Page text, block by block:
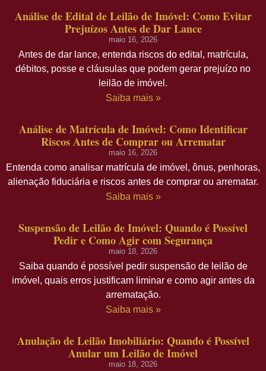
Análise de Edital de Leilão de Imóvel: Como Evitar
Prejuízos Antes de Dar Lance
maio 16, 2026
Antes de dar lance, entenda riscos do edital, matrícula,
débitos, posse e cláusulas que podem gerar prejuízo no
leilão de imóvel.
Saiba mais »
Análise de Matrícula de Imóvel: Como Identificar
Riscos Antes de Comprar ou Arrematar
maio 16, 2026
Entenda como analisar matrícula de imóvel, ônus, penhoras,
alienação fiduciária e riscos antes de comprar ou arrematar.
Saiba mais »
Suspensão de Leilão de Imóvel: Quando é Possível
Pedir e Como Agir com Segurança
maio 18, 2026
Saiba quando é possível pedir suspensão de leilão de
imóvel, quais erros justificam liminar e como agir antes da
arrematação.
Saiba mais »
Anulação de Leilão Imobiliário: Quando é Possível
Anular um Leilão de Imóvel
maio 18, 2026